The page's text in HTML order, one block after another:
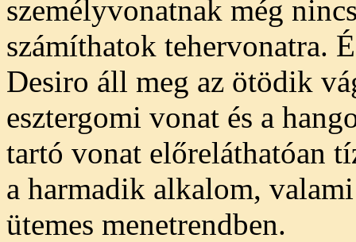
személyvonatnak még
számíthatok tehervonatra.
Desiro áll meg az ötödik
esztergomi vonat és a
tartó vonat előreláthatóan
a harmadik alkalom,
ütemes menetrendben.